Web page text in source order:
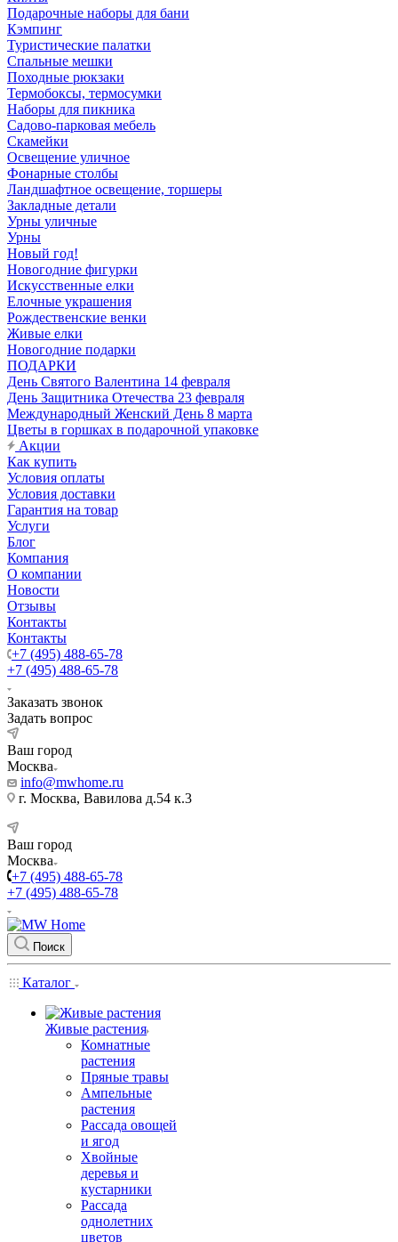
Подарочные наборы для бани
Кэмпинг
Туристические палатки
Спальные мешки
Походные рюкзаки
Термобоксы, термосумки
Наборы для пикника
Садово-парковая мебель
Скамейки
Освещение уличное
Фонарные столбы
Ландшафтное освещение, торшеры
Закладные детали
Урны уличные
Урны
Новый год!
Новогодние фигурки
Искусственные елки
Елочные украшения
Рождественские венки
Живые елки
Новогодние подарки
ПОДАРКИ
День Святого Валентина 14 февраля
День Защитника Отечества 23 февраля
Международный Женский День 8 марта
Цветы в горшках в подарочной упаковке
Акции
Как купить
Условия оплаты
Условия доставки
Гарантия на товар
Услуги
Блог
Компания
О компании
Новости
Отзывы
Контакты
Контакты
+7 (495) 488-65-78
+7 (495) 488-65-78
Заказать звонок
Задать вопрос
Ваш город
Москва
info@mwhome.ru
г. Москва, Вавилова д.54 к.3
Ваш город
Москва
+7 (495) 488-65-78
+7 (495) 488-65-78
Поиск
Каталог
Живые растения
Комнатные
растения
Пряные травы
Ампельные
растения
Рассада овощей
и ягод
Хвойные
деревья и
кустарники
Рассада
однолетних
цветов